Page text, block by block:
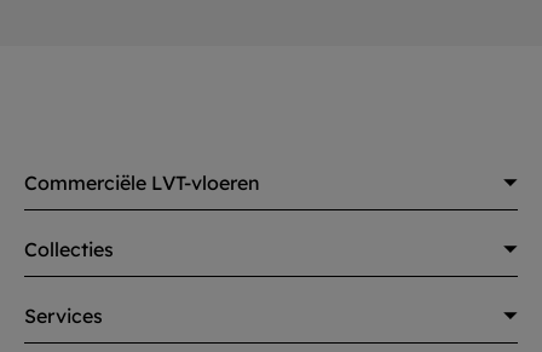
Commerciële LVT-vloeren
Collecties
Services